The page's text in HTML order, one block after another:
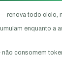
renova todo ciclo,
enquanto a
não consomem